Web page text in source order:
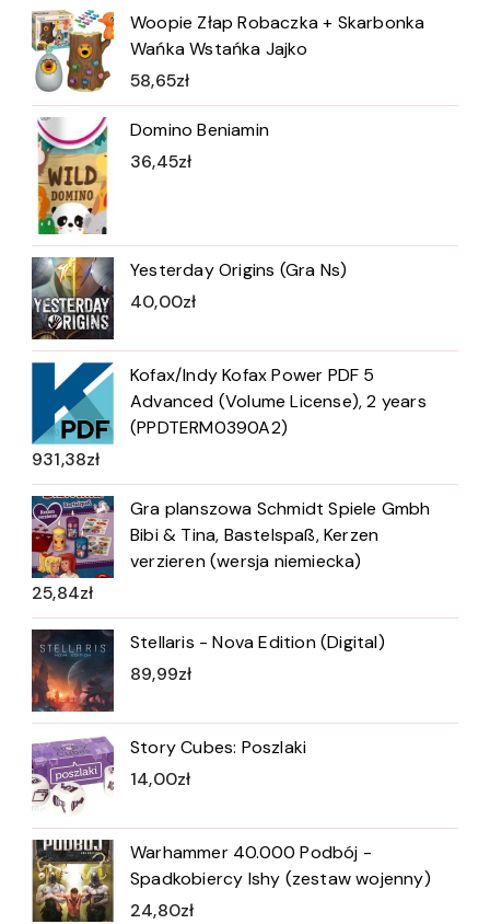
Woopie Złap Robaczka + Skarbonka
Wańka Wstańka Jajko
58,65zł
Domino Beniamin
36,45zł
Yesterday Origins (Gra Ns)
40,00zł
Kofax/Indy Kofax Power PDF 5
Advanced (Volume License), 2 years
(PPDTERM0390A2)
931,38zł
Gra planszowa Schmidt Spiele Gmbh
Bibi & Tina, Bastelspaß, Kerzen
verzieren (wersja niemiecka)
25,84zł
Stellaris - Nova Edition (Digital)
89,99zł
Story Cubes: Poszlaki
14,00zł
Warhammer 40.000 Podbój -
Spadkobiercy Ishy (zestaw wojenny)
24,80zł